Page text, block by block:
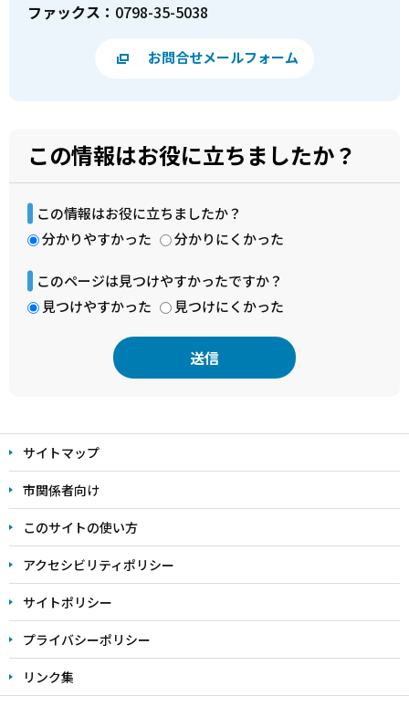
ファックス： 0798-35-5038
お問合せメールフォーム
この情報はお役に立ちましたか？
この情報はお役に立ちましたか？
分かりやすかった
分かりにくかった
このページは見つけやすかったですか？
見つけやすかった
見つけにくかった
文
こ
こ
ま
で
サイトマップ
市関係者向け
このサイトの使い方
アクセシビリティポリシー
サイトポリシー
プライバシーポリシー
リンク集